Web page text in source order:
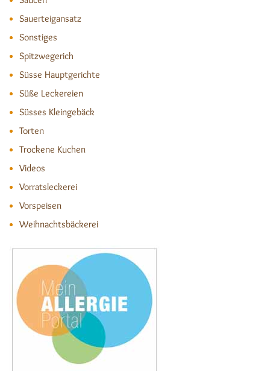
Sauerteigansatz
Sonstiges
Spitzwegerich
Süsse Hauptgerichte
Süße Leckereien
Süsses Kleingebäck
Torten
Trockene Kuchen
Videos
Vorratsleckerei
Vorspeisen
Weihnachtsbäckerei